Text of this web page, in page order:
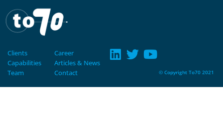
Clients
Capabilities
Team
Career
Articles & News
Contact
© Copyright To70 2021